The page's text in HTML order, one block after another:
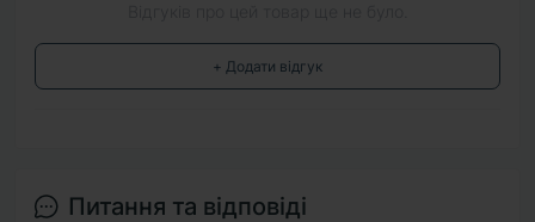
+ Додати відгук
Питання та відповіді